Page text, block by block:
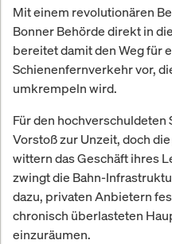
Mit einem revolutionären
Bonner Behörde direkt in
bereitet damit den Weg für
Schienenfernverkehr vor,
umkrempeln wird.
Für den
Vorstoß zur Unzeit, doch
wittern das Geschäft ihres
zwingt die Bahn-
dazu, privaten Anbietern
chronisch überlasteten
einzuräumen.